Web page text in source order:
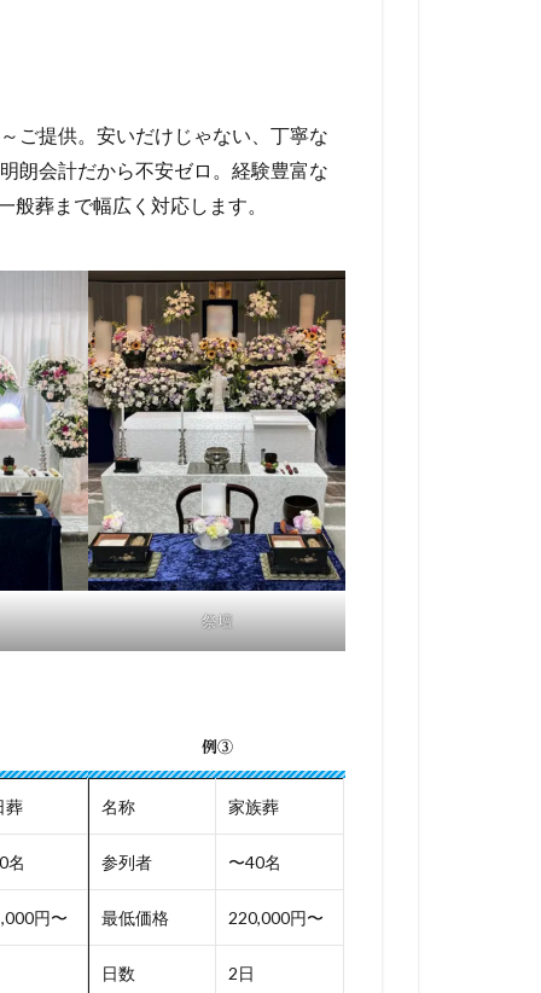
ご提供。安いだけじゃない、丁寧な
朗会計だから不安ゼロ。経験豊富な
葬まで幅広く対応します。
祭壇
葬
名
円〜
例③
名称 家族葬
参列者 〜40名
最低価格 220,000円〜
日数 2日